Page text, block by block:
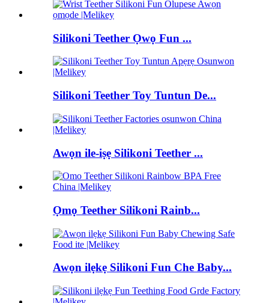
Silikoni Teether Ọwọ Fun ...
Silikoni Teether Toy Tuntun De...
Awọn ile-iṣẹ Silikoni Teether ...
Ọmọ Teether Silikoni Rainb...
Awọn ilẹkẹ Silikoni Fun Che Baby...